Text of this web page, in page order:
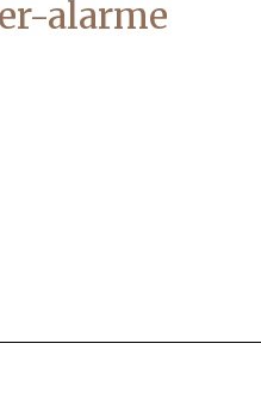
alarme